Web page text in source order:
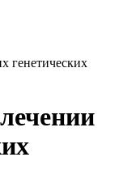
генетических